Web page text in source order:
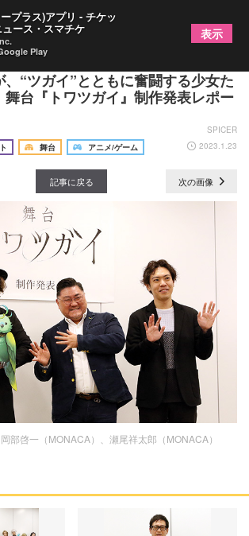
を前に舞台化が決定！ 大西桃香、
“ツガイ”とともに奮闘する少女た
台『トワツガイ』制作発表レポー
SPICER
舞台 アニメ/ゲーム 2023.1.23
記事に戻る 次の画像
部啓一（MONACA）、瀬尾祥太郎（MONACA）
プラス)アプリ - チケッ
ュース・スマチケ
Play
表示